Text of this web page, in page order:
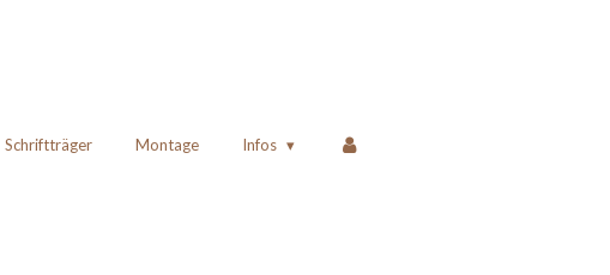
Schriftträger Montage Infos